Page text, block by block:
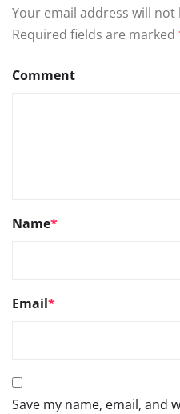
Your email address will not
Required fields are marked
Comment
Name*
Email*
Save my name, email, and